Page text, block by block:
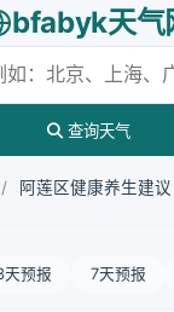
bfabyk天气
查询天气
/ 阿莲区健康养生建议
天预报 7天预报